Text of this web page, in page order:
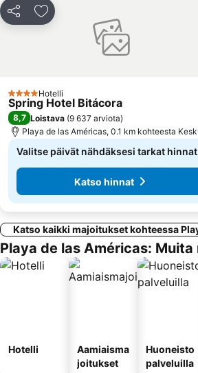
San Fernando
Bananera El Guanche
Jaa Lisää suosikkeihin
4 Tähtiluokitus
Hotelli
Spring Hotel Bitácora
8,7 Loistava (9 637 arviota)
Playa de las Américas, 0.1 km kohteesta
Valitse päivät nähdäksesi tarkat hinnat
Katso hinnat
Katso kaikki majoitukset kohteessa
Playa de las Américas:
Hotelli
Aamiaisma
joitukset
Huoneisto
palveluilla